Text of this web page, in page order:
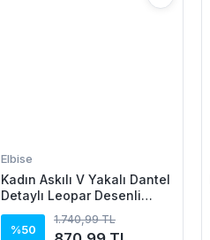
Elbise
Kadın Askılı V Yakalı Dantel
Detaylı Leopar Desenli
Süprem Atlet Ve şort Ikili
Takım
%50
1.740,99 TL